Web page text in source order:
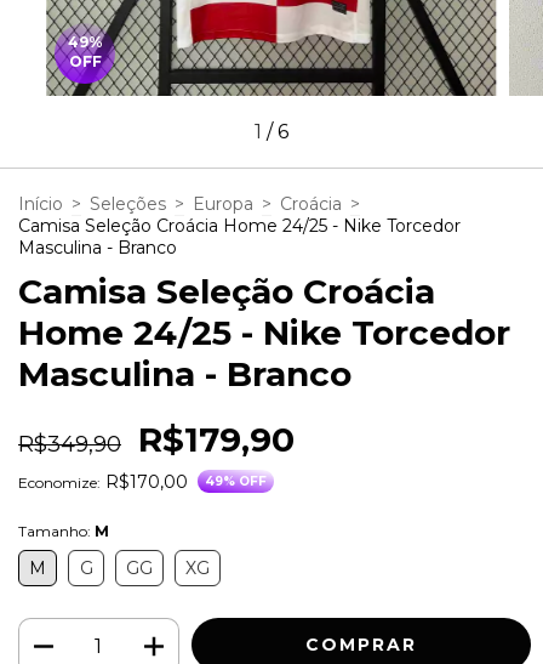
49%
OFF
1 /6
Início > Seleções > Europa > Croácia >
Camisa Seleção Croácia Home 24/25 - Nike Torcedor
Masculina - Branco
Camisa Seleção Croácia
Home 24/25 - Nike Torcedor
Masculina - Branco
R$349,90 R$179,90
Economize: R$170,00 49% OFF
Tamanho: M
M G GG XG